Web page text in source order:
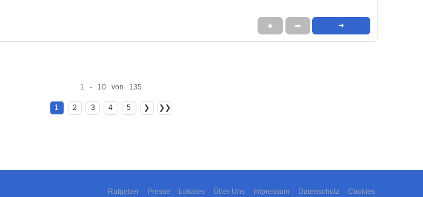
★ ➦ ➜
1 - 10 von 135
1 2 3 4 5 ❯ ❯❯
Ratgeber Presse Lokales Über Uns Impressum Datenschutz Cookies